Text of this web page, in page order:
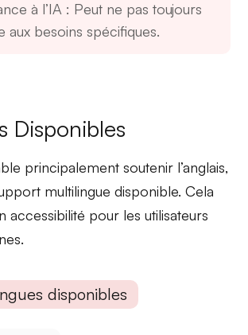
à l’IA : Peut ne pas toujours
aux besoins spécifiques.
Disponibles
principalement soutenir l’anglais,
multilingue disponible. Cela
accessibilité pour les utilisateurs
disponibles